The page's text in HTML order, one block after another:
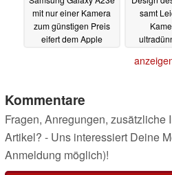
mit nur einer Kamera
zum günstigen Preis
eifert dem Apple
samt
Kommentare
Fragen, Anregungen, zusätzliche
Artikel? - Uns interessiert Deine
Anmeldung möglich)!